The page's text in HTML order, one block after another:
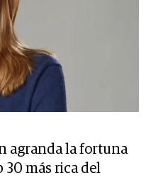
agranda la fortuna
30 más rica del